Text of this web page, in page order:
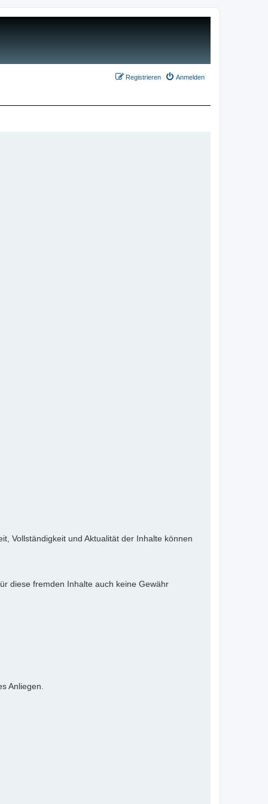
Anmelden
Registrieren
Vollständigkeit und Aktualität der Inhalte können
diese fremden Inhalte auch keine Gewähr
Anliegen.